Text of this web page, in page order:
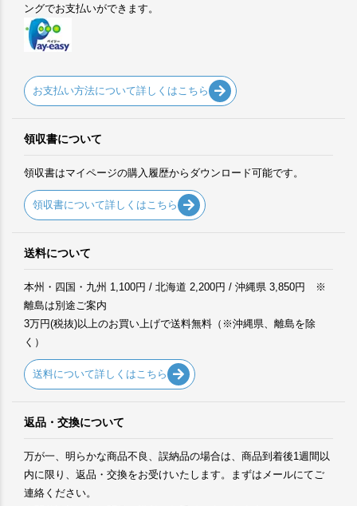
ングでお支払いができます。
お支払い方法について詳しくはこちら
領収書について
領収書はマイページの購入履歴からダウンロード可能です。
領収書について詳しくはこちら
送料について
本州・四国・九州 1,100円 / 北海道 2,200円 / 沖縄県 3,850円 ※
離島は別途ご案内
3万円(税抜)以上のお買い上げで送料無料（※沖縄県、離島を除
く）
送料について詳しくはこちら
返品・交換について
万が一、明らかな商品不良、誤納品の場合は、商品到着後1週間以
内に限り、返品・交換をお受けいたします。まずはメールにてご
連絡ください。